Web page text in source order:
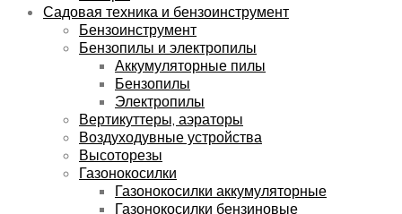
Садовая техника и бензоинструмент
Бензоинструмент
Бензопилы и электропилы
Аккумуляторные пилы
Бензопилы
Электропилы
Вертикуттеры, аэраторы
Воздуходувные устройства
Высоторезы
Газонокосилки
Газонокосилки аккумуляторные
Газонокосилки бензиновые